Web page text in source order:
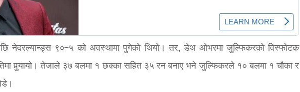
नेदरल्यान्ड्स ९०–५ को अवस्थामा पुगेको थियो। तर, डेथ ओभरमा जुल्फिकरको विस्फोटक
पुर्‍यायो। तेजाले ३७ बलमा १ छक्का सहित ३५ रन बनाए भने जुल्फिकरले १० बलमा १ चौका र